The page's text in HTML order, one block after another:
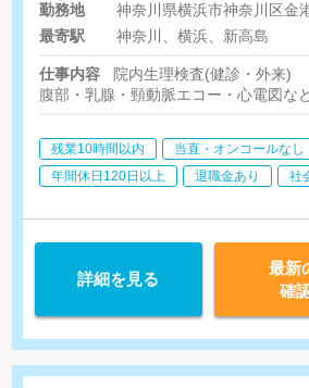
勤務地
最寄駅
神奈川、横浜、新高島
仕事内容
院内生理検査(健診・外来)
腹部・乳腺・頸動脈エコー・心電図な
残業10時間以内 当直・オンコールなし
年間休日120日以上
退職金あり 社
詳細を見る
最新
確